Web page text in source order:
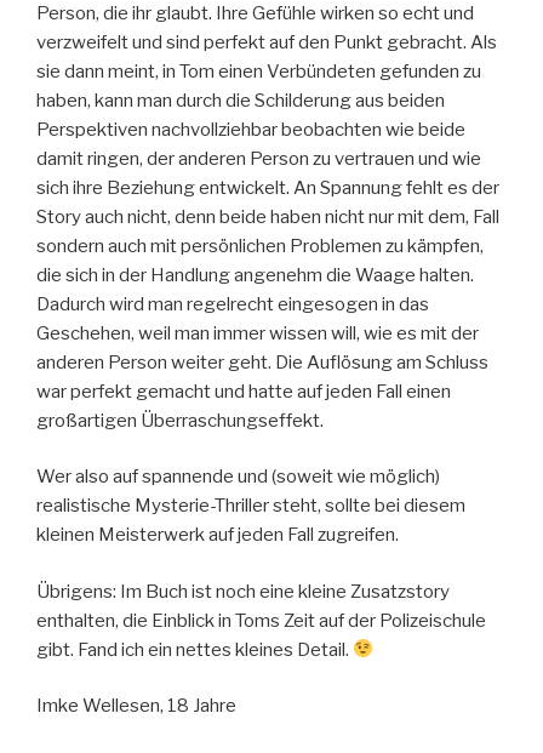
Person, die ihr glaubt. Ihre Gefühle wirken so echt und
verzweifelt und sind perfekt auf den Punkt gebracht. Als
sie dann meint, in Tom einen Verbündeten gefunden zu
haben, kann man durch die Schilderung aus beiden
Perspektiven nachvollziehbar beobachten wie beide
damit ringen, der anderen Person zu vertrauen und wie
sich ihre Beziehung entwickelt. An Spannung fehlt es der
Story auch nicht, denn beide haben nicht nur mit dem, Fall
sondern auch mit persönlichen Problemen zu kämpfen,
die sich in der Handlung angenehm die Waage halten.
Dadurch wird man regelrecht eingesogen in das
Geschehen, weil man immer wissen will, wie es mit der
anderen Person weiter geht. Die Auflösung am Schluss
war perfekt gemacht und hatte auf jeden Fall einen
großartigen Überraschungseffekt.
Wer also auf spannende und (soweit wie möglich)
realistische Mysterie-Thriller steht, sollte bei diesem
kleinen Meisterwerk auf jeden Fall zugreifen.
Übrigens: Im Buch ist noch eine kleine Zusatzstory
enthalten, die Einblick in Toms Zeit auf der Polizeischule
gibt. Fand ich ein nettes kleines Detail.
Imke Wellesen, 18 Jahre